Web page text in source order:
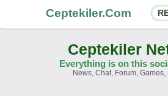
Ceptekiler.Com
Ceptekiler
Everything is on this
News, Chat, Forum, Games,